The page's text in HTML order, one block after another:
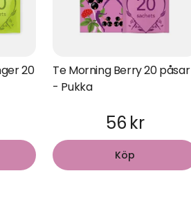
20
Te Morning Berry 20 påsar
- Pukka
56 kr
Köp